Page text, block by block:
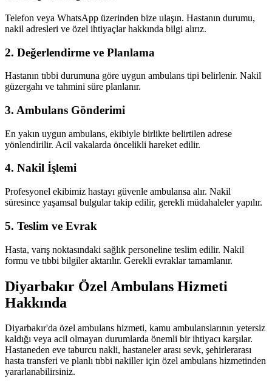
Telefon veya WhatsApp üzerinden bize ulaşın. Hastanın durumu,
nakil adresleri ve özel ihtiyaçlar hakkında bilgi alırız.
2. Değerlendirme ve Planlama
Hastanın tıbbi durumuna göre uygun ambulans tipi belirlenir. Nakil
güzergahı ve tahmini süre planlanır.
3. Ambulans Gönderimi
En yakın uygun ambulans, ekibiyle birlikte belirtilen adrese
yönlendirilir. Acil vakalarda öncelikli hareket edilir.
4. Nakil İşlemi
Profesyonel ekibimiz hastayı güvenle ambulansa alır. Nakil
süresince yaşamsal bulgular takip edilir, gerekli müdahaleler yapılır.
5. Teslim ve Evrak
Hasta, varış noktasındaki sağlık personeline teslim edilir. Nakil
formu ve tıbbi bilgiler aktarılır. Gerekli evraklar tamamlanır.
Diyarbakır Özel Ambulans Hizmeti
Hakkında
Diyarbakır'da özel ambulans hizmeti, kamu ambulanslarının yetersiz
kaldığı veya acil olmayan durumlarda önemli bir ihtiyacı karşılar.
Hastaneden eve taburcu nakli, hastaneler arası sevk, şehirlerarası
hasta transferi ve planlı tıbbi nakiller için özel ambulans hizmetinden
yararlanabilirsiniz.